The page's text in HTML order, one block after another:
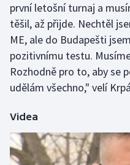
Lezení
Lyže a snowboard
Moderní pětiboj
Parasport
první letošní turnaj a
těšil, až přijde. Nechtěl
ME, ale do Budapešti
pozitivnímu testu.
Rozhodně pro to, aby se
udělám všechno," velí
Videa